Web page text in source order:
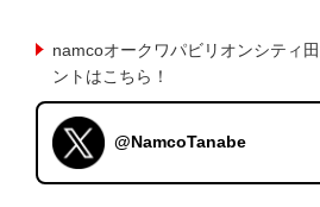
namcoオークワパビリオンシティ
ントはこちら！
@NamcoTanabe